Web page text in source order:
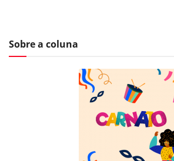
Sobre a coluna